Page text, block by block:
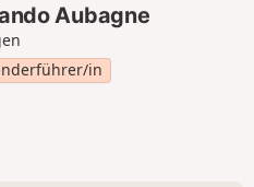
Aubagne
in